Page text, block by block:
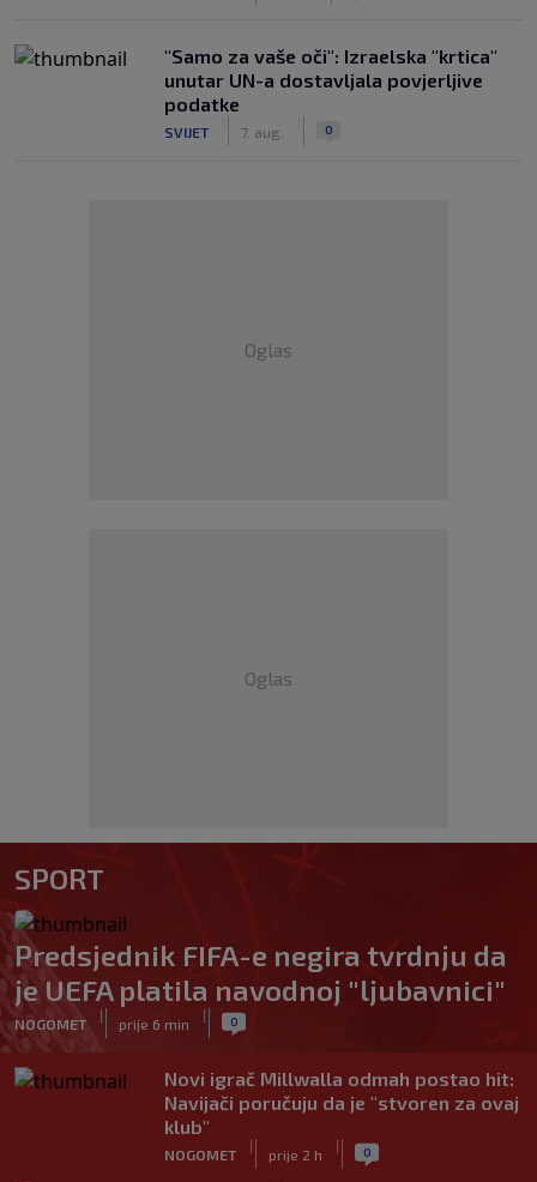
"Samo za vaše oči": Izraelska "krtica"
unutar UN-a dostavljala povjerljive
podatke
SVIJET 7. aug. 0
Oglas
Oglas
SPORT
Predsjednik FIFA-e negira tvrdnju da
je UEFA platila navodnoj "ljubavnici"
NOGOMET
|
prije 6 min
| 0
Novi igrač Millwalla odmah postao hit:
Navijači poručuju da je "stvoren za ovaj
klub"
NOGOMET
|
prije 2 h
| 0